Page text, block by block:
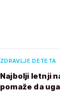
ZDRAVLJE DETETA
Najbolji letnji
pomaže da